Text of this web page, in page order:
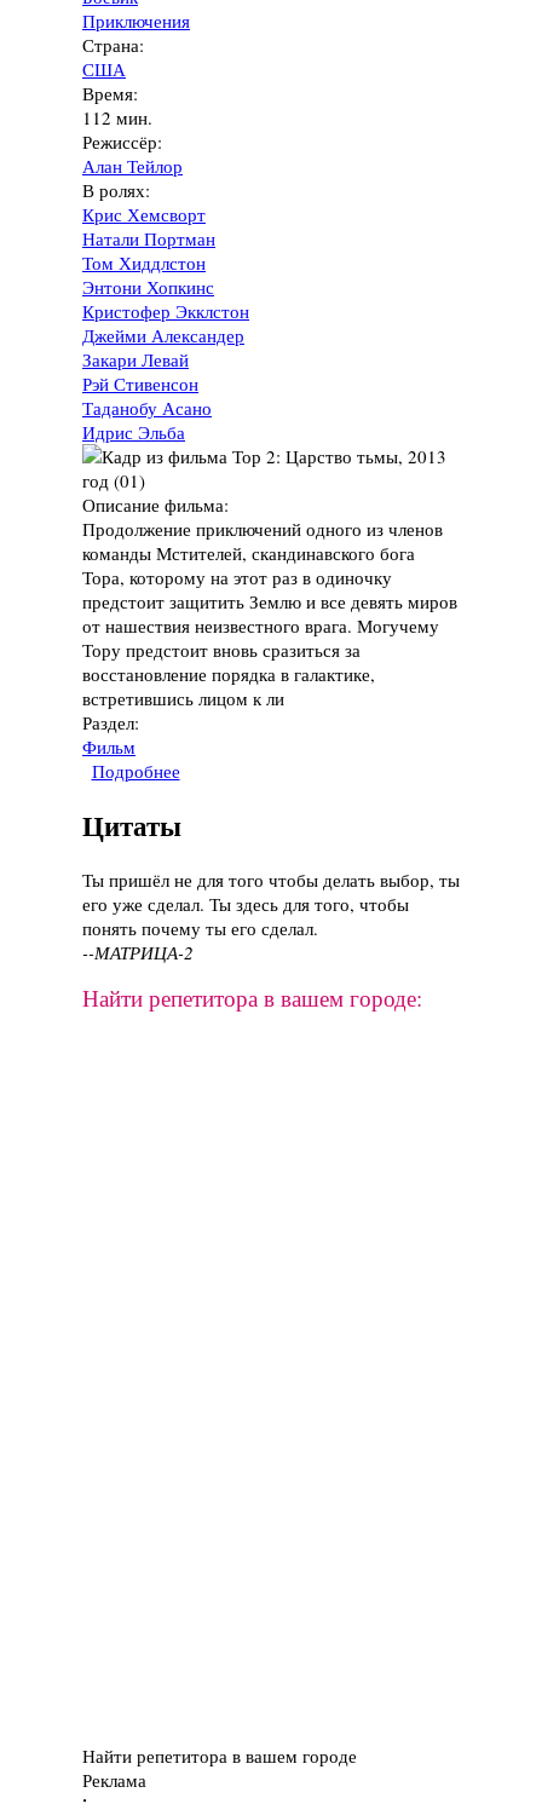
Приключения
Страна:
США
Время:
112 мин.
Режиссёр:
Алан Тейлор
В ролях:
Крис Хемсворт
Натали Портман
Том Хиддлстон
Энтони Хопкинс
Кристофер Экклстон
Джейми Александер
Закари Левай
Рэй Стивенсон
Таданобу Асано
Идрис Эльба
Описание фильма:
Продолжение приключений одного из членов
команды Мстителей, скандинавского бога
Тора, которому на этот раз в одиночку
предстоит защитить Землю и все девять миров
от нашествия неизвестного врага. Могучему
Тору предстоит вновь сразиться за
восстановление порядка в галактике,
встретившись лицом к ли
Раздел:
Фильм
Подробнее
Цитаты
Ты пришёл не для того чтобы делать выбор, ты
его уже сделал. Ты здесь для того, чтобы
понять почему ты его сделал.
--МАТРИЦА-2
Найти репетитора в вашем городе:
Найти репетитора в вашем городе
Реклама